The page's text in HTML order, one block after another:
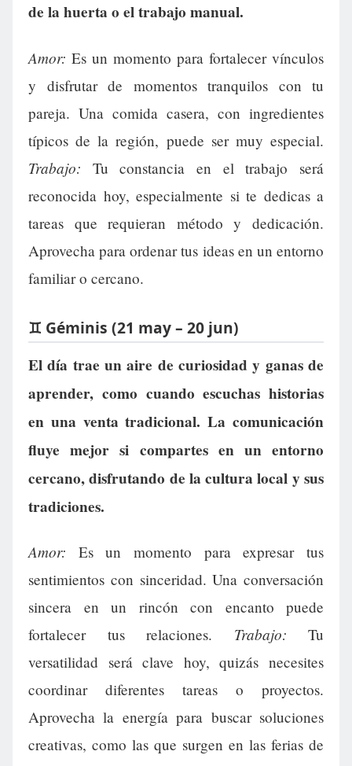
de la huerta o el trabajo manual.
Amor: Es un momento para fortalecer vínculos
y disfrutar de momentos tranquilos con tu
pareja. Una comida casera, con ingredientes
típicos de la región, puede ser muy especial.
Trabajo: Tu constancia en el trabajo será
reconocida hoy, especialmente si te dedicas a
tareas que requieran método y dedicación.
Aprovecha para ordenar tus ideas en un entorno
familiar o cercano.
♊ Géminis (21 may – 20 jun)
El día trae un aire de curiosidad y ganas de
aprender, como cuando escuchas historias
en una venta tradicional. La comunicación
fluye mejor si compartes en un entorno
cercano, disfrutando de la cultura local y sus
tradiciones.
Amor: Es un momento para expresar tus
sentimientos con sinceridad. Una conversación
sincera en un rincón con encanto puede
fortalecer tus relaciones. Trabajo: Tu
versatilidad será clave hoy, quizás necesites
coordinar diferentes tareas o proyectos.
Aprovecha la energía para buscar soluciones
creativas, como las que surgen en las ferias de